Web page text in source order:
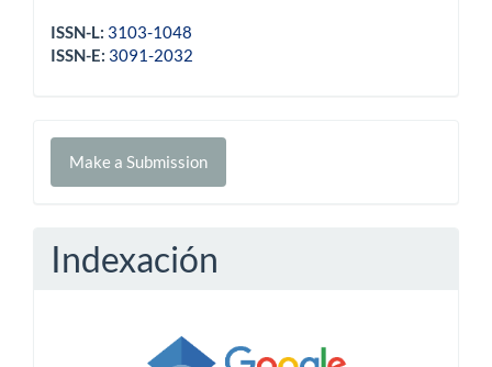
ISSN-L: 3103-1048
ISSN-E: 3091-2032
Make
Make a Submission
Indexación